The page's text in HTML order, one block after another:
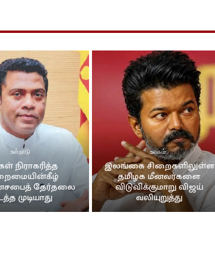
I தேசிய மக்கள் சக்தியின் தெனியா மாநாடு I NPP
வரவேற்பு
திறந்த கில்மிசா..
கோலாகல வரவேற்பு..!!
உள்நாடு
நிராகரித்த
தேர்தலை
முடியாது
உலகம்
இலங்கை சிறைகளிலுள்ள
தமிழக மீனவர்களை
விடுவிக்குமாறு விஜய்
வலியுறுத்து